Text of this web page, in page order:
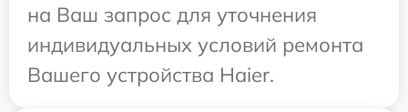
на Ваш запрос для уточнения
индивидуальных условий ремонта
Вашего устройства Haier.